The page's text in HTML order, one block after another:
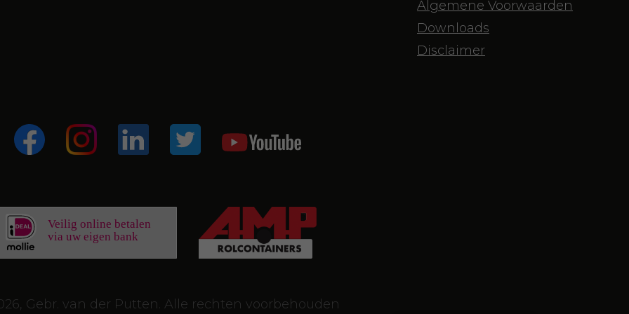
Algemene Voorwaarden
Downloads
Disclaimer
Veilig online betalen
via uw eigen bank
Gebr. van der Putten. Alle rechten voorbehouden